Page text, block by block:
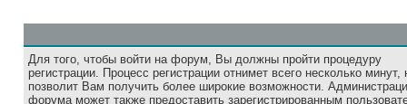
Для того, чтобы войти на форум, Вы должны пройти процедуру
регистрации. Процесс регистрации отнимет всего несколько минут,
позволит Вам получить более широкие возможности.
форума может также предоставить зарегистрированным